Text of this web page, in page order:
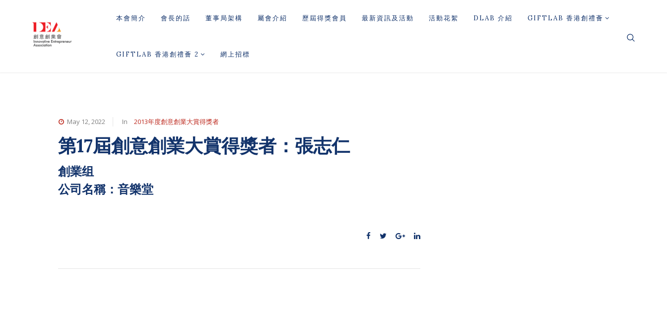
本會簡介 會長的話 董事局架構 屬會介紹 歷屆得獎會員 最新資訊及活動 活動花絮 DLAB 介紹 GIFTLAB 香港創禮薈
GIFTLAB 香港創禮薈 2 網上招標
May 12, 2022 In 2013年度創意創業大賞得獎者
第17屆創意創業大賞得獎者：張志仁
創業组
公司名稱：音樂堂